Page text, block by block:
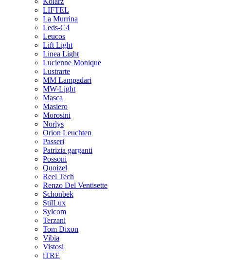
LIFTEL
La Murrina
Leds-C4
Leucos
Lift Light
Linea Light
Lucienne Monique
Lustrarte
MM Lampadari
MW-Light
Masca
Masiero
Morosini
Norlys
Orion Leuchten
Passeri
Patrizia garganti
Possoni
Quoizel
Reel Tech
Renzo Del Ventisette
Schonbek
StilLux
Sylcom
Terzani
Tom Dixon
Vibia
Vistosi
iTRE